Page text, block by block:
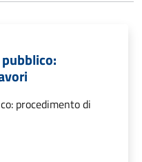
procedimento di